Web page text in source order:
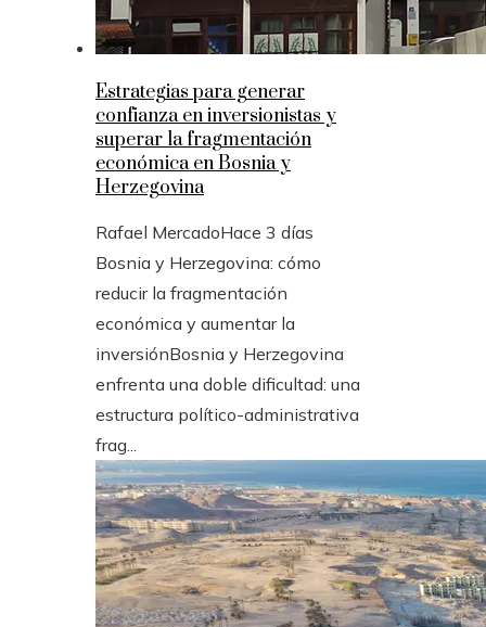
Estrategias para generar
confianza en inversionistas y
superar la fragmentación
económica en Bosnia y
Herzegovina
Rafael MercadoHace 3 días
Bosnia y Herzegovina: cómo
reducir la fragmentación
económica y aumentar la
inversiónBosnia y Herzegovina
enfrenta una doble dificultad: una
estructura político-administrativa
frag...